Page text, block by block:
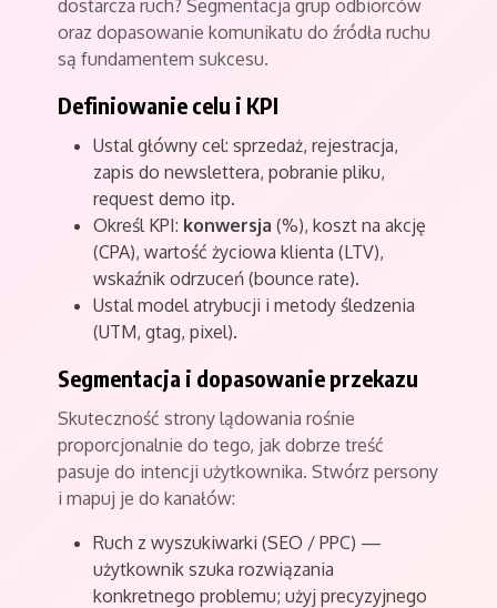
dostarcza ruch? Segmentacja grup odbiorców
oraz dopasowanie komunikatu do źródła ruchu
są fundamentem sukcesu.
Definiowanie celu i KPI
Ustal główny cel: sprzedaż, rejestracja,
zapis do newslettera, pobranie pliku,
request demo itp.
Określ KPI: konwersja (%), koszt na akcję
(CPA), wartość życiowa klienta (LTV),
wskaźnik odrzuceń (bounce rate).
Ustal model atrybucji i metody śledzenia
(UTM, gtag, pixel).
Segmentacja i dopasowanie przekazu
Skuteczność strony lądowania rośnie
proporcjonalnie do tego, jak dobrze treść
pasuje do intencji użytkownika. Stwórz persony
i mapuj je do kanałów:
Ruch z wyszukiwarki (SEO / PPC) —
użytkownik szuka rozwiązania
konkretnego problemu; użyj precyzyjnego